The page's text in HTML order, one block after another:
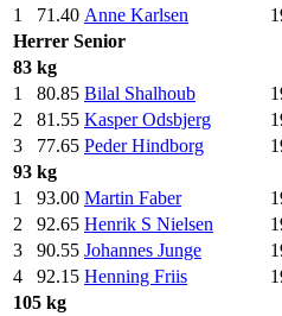
1
71.40 Anne Karlsen
Herrer Senior
83 kg
1
80.85 Bilal Shalhoub
2
81.55 Kasper Odsbjerg
3
77.65 Peder Hindborg
93 kg
1
93.00 Martin Faber
2
92.65 Henrik S Nielsen
3
90.55 Johannes Junge
4
92.15 Henning Friis
105 kg